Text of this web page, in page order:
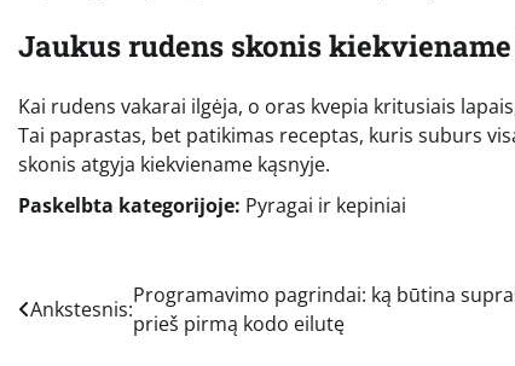
Jaukus rudens skonis
Kai rudens vakarai ilgėja, o oras kvepia kritusiais
Tai paprastas, bet patikimas receptas, kuris suburs
skonis atgyja kiekviename kąsnyje.
Paskelbta kategorijoje: Pyragai ir kepiniai
Navigacija
Ankstesnis:
Programavimo pagrindai: ką būtina
prieš pirmą kodo eilutę